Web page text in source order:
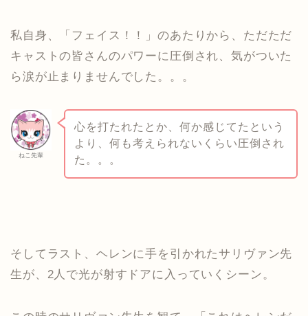
私自身、「フェイス！！」のあたりから、ただただ
キャストの皆さんのパワーに圧倒され、気がついた
ら涙が止まりませんでした。。。
ねこ先輩
心を打たれたとか、何か感じてたという
より、何も考えられないくらい圧倒され
た。。。
そしてラスト、ヘレンに手を引かれたサリヴァン先
生が、2人で光が射すドアに入っていくシーン。